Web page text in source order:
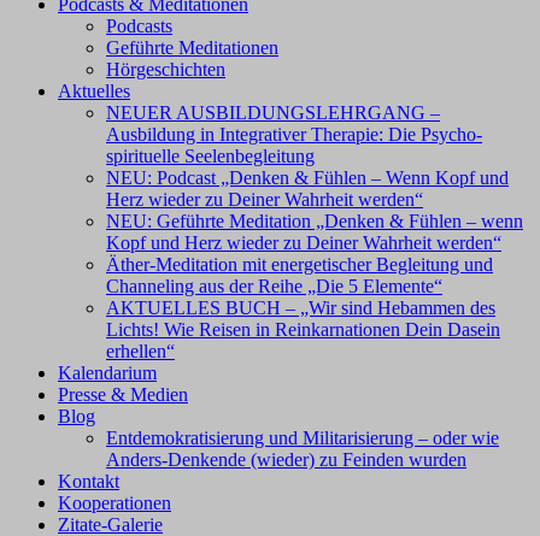
Podcasts & Meditationen
Podcasts
Geführte Meditationen
Hörgeschichten
Aktuelles
NEUER AUSBILDUNGSLEHRGANG –
Ausbildung in Integrativer Therapie: Die Psycho-
spirituelle Seelenbegleitung
NEU: Podcast „Denken & Fühlen – Wenn Kopf und
Herz wieder zu Deiner Wahrheit werden“
NEU: Geführte Meditation „Denken & Fühlen – wenn
Kopf und Herz wieder zu Deiner Wahrheit werden“
Äther-Meditation mit energetischer Begleitung und
Channeling aus der Reihe „Die 5 Elemente“
AKTUELLES BUCH – „Wir sind Hebammen des
Lichts! Wie Reisen in Reinkarnationen Dein Dasein
erhellen“
Kalendarium
Presse & Medien
Blog
Entdemokratisierung und Militarisierung – oder wie
Anders-Denkende (wieder) zu Feinden wurden
Kontakt
Kooperationen
Zitate-Galerie